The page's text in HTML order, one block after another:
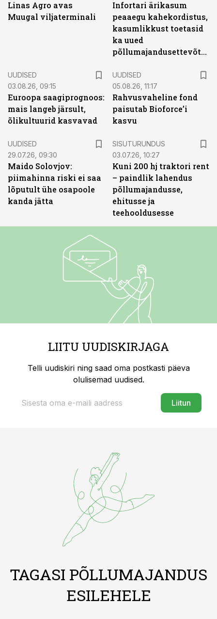
Linas Agro avas
Muugal viljaterminali
Infortari ärikasum
peaaegu kahekordistus,
kasumlikkust toetasid
ka uued
põllumajandusettevõtted
UUDISED
03.08.26, 09:15
Euroopa saagiprognoos:
mais langeb järsult,
õlikultuurid kasvavad
UUDISED
05.08.26, 11:17
Rahvusvaheline fond
paisutab Bioforce’i
kasvu
UUDISED
29.07.26, 09:30
Maido Solovjov:
piimahinna riski ei saa
lõputult ühe osapoole
kanda jätta
SISUTURUNDUS
03.07.26, 10:27
Kuni 200 hj traktori rent
– paindlik lahendus
põllumajandusse,
ehitusse ja
teehooldusesse
LIITU UUDISKIRJAGA
Telli uudiskiri ning saad oma postkasti päeva
olulisemad uudised.
Liitun
TAGASI PÕLLUMAJANDUS
ESILEHELE